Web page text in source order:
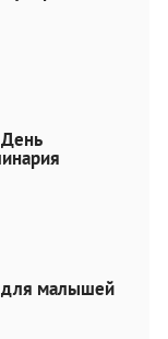
для малышей